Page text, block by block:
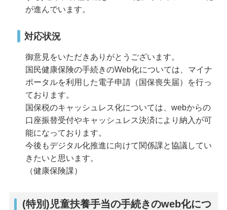
が進んでいます。
対応状況
御意見をいただきありがとうございます。
国民健康保険の手続きのWeb化については、マイナ
ポータルを利用した電子申請（国保喪失届）を行っ
ております。
国保税のキャッシュレス化については、webからの
口座振替受付やキャッシュレス決済により納入が可
能になっております。
今後もデジタル化推進に向けて関係課と協議してい
きたいと思います。
（健康保険課）
(特別)児童扶養手当の手続きのweb化につ